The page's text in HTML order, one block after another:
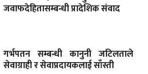
जवाफदेहितासम्बन्धी प्रादेशिक संवाद
गर्भपतन सम्बन्धी कानुनी जटिलताले
सेवाग्राही र सेवाप्रदायकलाई साँस्ती